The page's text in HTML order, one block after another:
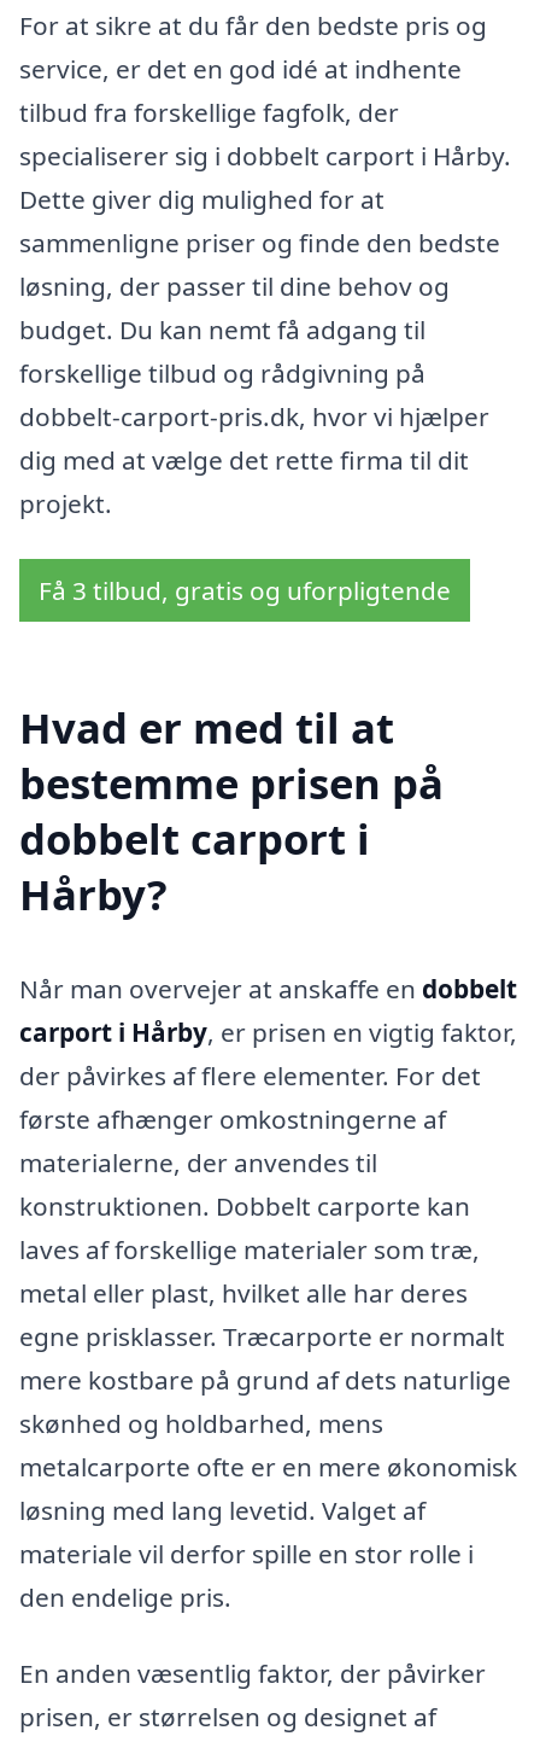
For at sikre at du får den bedste pris og
service, er det en god idé at indhente
tilbud fra forskellige fagfolk, der
specialiserer sig i dobbelt carport i Hårby.
Dette giver dig mulighed for at
sammenligne priser og finde den bedste
løsning, der passer til dine behov og
budget. Du kan nemt få adgang til
forskellige tilbud og rådgivning på
dobbelt-carport-pris.dk, hvor vi hjælper
dig med at vælge det rette firma til dit
projekt.
Få 3 tilbud, gratis og uforpligtende
Hvad er med til at
bestemme prisen på
dobbelt carport i
Hårby?
Når man overvejer at anskaffe en dobbelt
carport i Hårby, er prisen en vigtig faktor,
der påvirkes af flere elementer. For det
første afhænger omkostningerne af
materialerne, der anvendes til
konstruktionen. Dobbelt carporte kan
laves af forskellige materialer som træ,
metal eller plast, hvilket alle har deres
egne prisklasser. Træcarporte er normalt
mere kostbare på grund af dets naturlige
skønhed og holdbarhed, mens
metalcarporte ofte er en mere økonomisk
løsning med lang levetid. Valget af
materiale vil derfor spille en stor rolle i
den endelige pris.
En anden væsentlig faktor, der påvirker
prisen, er størrelsen og designet af